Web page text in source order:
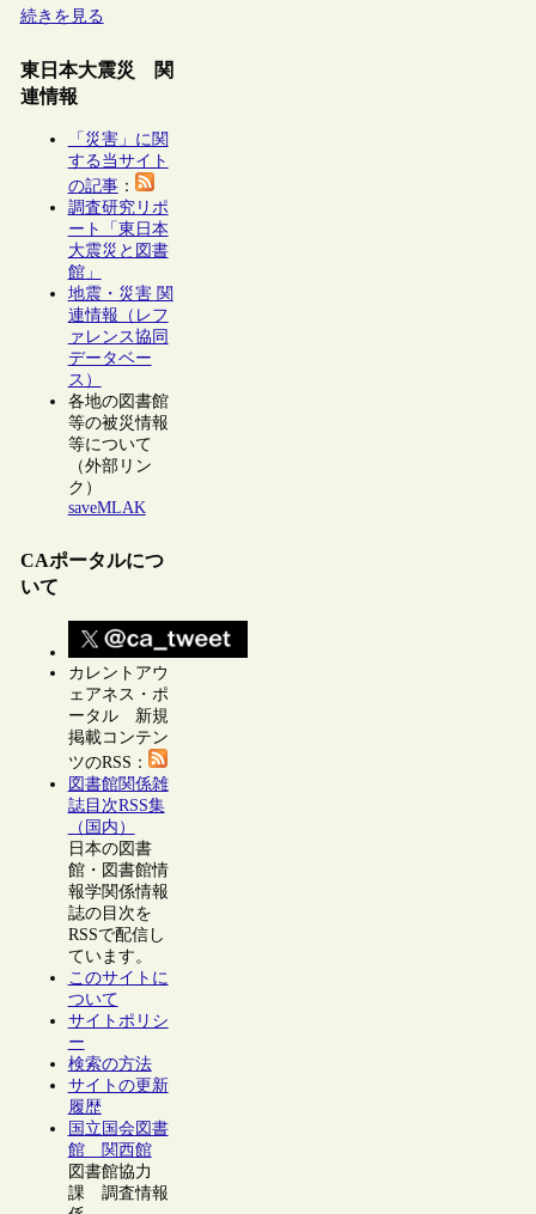
続きを見る
東日本大震災 関
連情報
「災害」に関
する当サイト
の記事：
調査研究リポ
ート「東日本
大震災と図書
館」
地震・災害 関
連情報（レフ
ァレンス協同
データベー
ス）
各地の図書館
等の被災情報
等について
（外部リン
ク）
saveMLAK
CAポータルにつ
いて
カレントアウ
ェアネス・ポ
ータル 新規
掲載コンテン
ツのRSS：
図書館関係雑
誌目次RSS集
（国内）
日本の図書
館・図書館情
報学関係情報
誌の目次を
RSSで配信し
ています。
このサイトに
ついて
サイトポリシ
ー
検索の方法
サイトの更新
履歴
国立国会図書
館 関西館
図書館協力
課 調査情報